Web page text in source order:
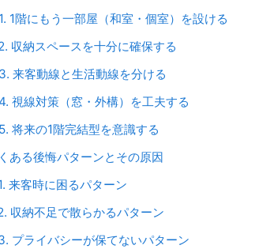
1階にもう一部屋（和室・個室）を設ける
収納スペースを十分に確保する
来客動線と生活動線を分ける
視線対策（窓・外構）を工夫する
将来の1階完結型を意識する
ある後悔パターンとその原因
来客時に困るパターン
収納不足で散らかるパターン
プライバシーが保てないパターン